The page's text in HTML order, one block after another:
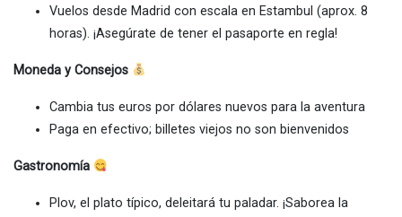
Vuelos desde Madrid con escala en Estambul (aprox. 8
horas). ¡Asegúrate de tener el pasaporte en regla!
Moneda y Consejos
Cambia tus euros por dólares nuevos para la aventura
Paga en efectivo; billetes viejos no son bienvenidos
Gastronomía
Plov, el plato típico, deleitará tu paladar. ¡Saborea la